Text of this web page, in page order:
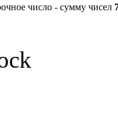
число - сумму чисел